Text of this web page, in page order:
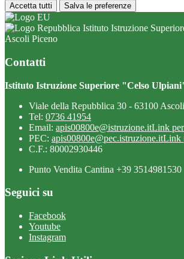
Accetta tutti Salva le preferenze
Istituto Istruzione
Ascoli Piceno
Contatti
Istituto Istruzione Superiore "Celso
Viale della Repubblica 30 - 63100
Tel: 0736 41954
Email: apis00800e@istruzione.itLink
PEC: apis00800e@pec.istruzione.itLink
C.F.: 80002930446
Punto Vendita Cantina +39 3514981530
Seguici su
Facebook
Youtube
Instagram